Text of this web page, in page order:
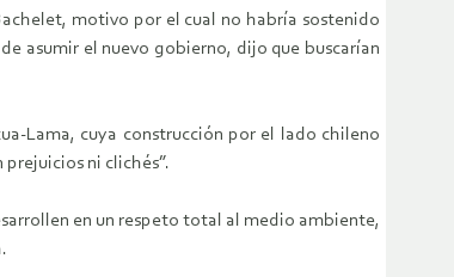
motivo por el cual no habría sostenido
asumir el nuevo gobierno, dijo que buscarían
Lama, cuya construcción por el lado chileno
ni clichés”.
en un respeto total al medio ambiente,